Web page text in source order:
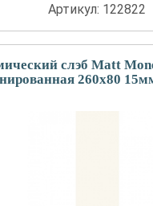
Артикул: 122822
слэб Matt
260x80